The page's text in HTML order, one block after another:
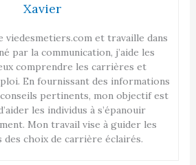
Xavier
viedesmetiers.com et travaille dans
par la communication, j’aide les
comprendre les carrières et
En fournissant des informations
pertinents, mon objectif est
les individus à s’épanouir
Mon travail vise à guider les
des choix de carrière éclairés.